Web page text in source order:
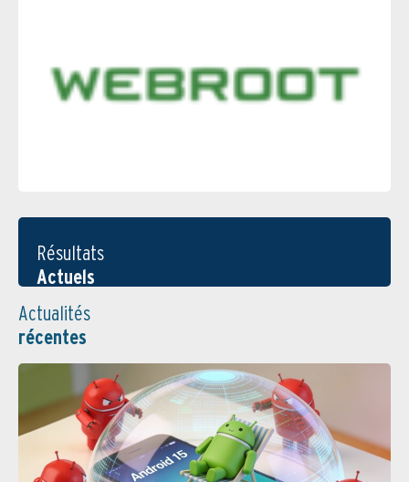
Résultats
Actuels
Actualités
récentes